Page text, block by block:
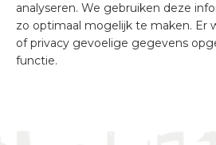
analyseren. We gebruiken deze
zo optimaal mogelijk te maken. Er
of privacy gevoelige gegevens
functie.